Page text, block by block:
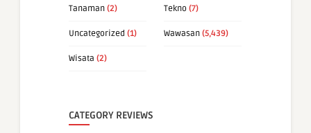
Tanaman (2) Tekno (7)
Uncategorized (1) Wawasan (5,439)
Wisata (2)
CATEGORY REVIEWS